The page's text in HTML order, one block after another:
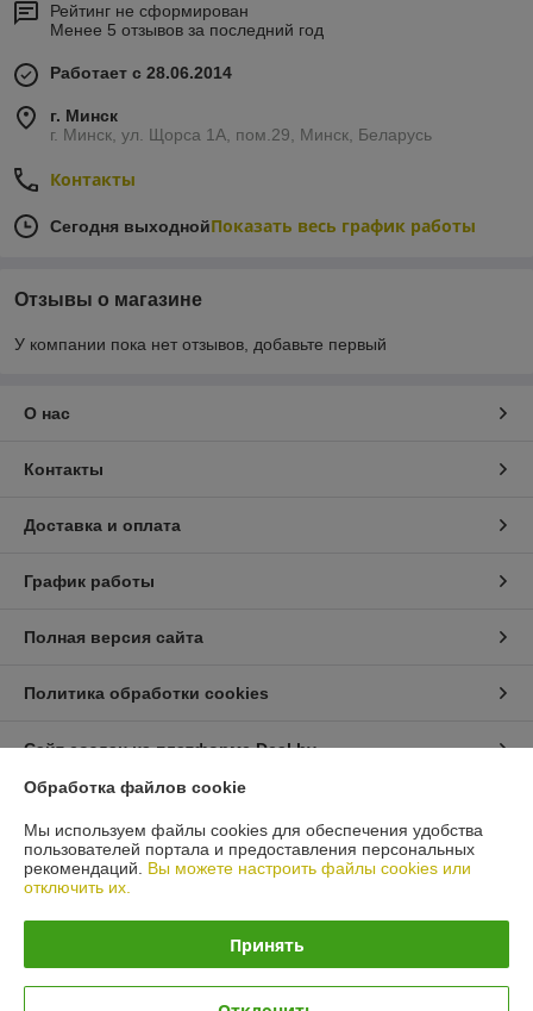
Рейтинг не сформирован
Менее 5 отзывов за последний год
Работает с 28.06.2014
г. Минск
г. Минск, ул. Щорса 1А, пом.29, Минск, Беларусь
Контакты
Сегодня выходнойПоказать весь график работы
Отзывы о магазине
У компании пока нет отзывов, добавьте первый
О нас
Контакты
Доставка и оплата
График работы
Полная версия сайта
Политика обработки cookies
Сайт создан на платформе Deal.by
Информация для покупателя
Юридическое лицо:ООО "ЭДФАН СтройГрупп"
Беларусь г. Минск, ул. Щорса 1А, пом.29
Регистрационный номер ЕГР: 192271316
Регистрационный орган: Мингорисполком
Обработка файлов cookie
Мы используем файлы cookies для обеспечения удобства
пользователей портала и предоставления персональных
рекомендаций. Вы можете настроить файлы cookies или
отключить их.
Принять